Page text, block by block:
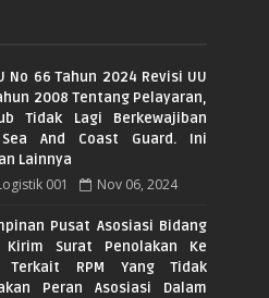
No 66 Tahun 2024 Revisi UU
2008 Tentang Pelayaran,
Tidak Lagi Berkewajiban
And Coast Guard. Ini
Lainnya
001 Nov 06, 2024
Pusat Asosiasi Bidang
Kirim Surat Penolakan Ke
Terkait RPM Yang Tidak
Peran Asosiasi Dalam